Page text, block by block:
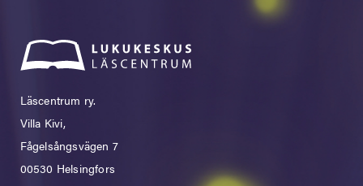
Läscentrum ry.
Villa Kivi,
Fågelsångsvägen 7
00530 Helsingfors